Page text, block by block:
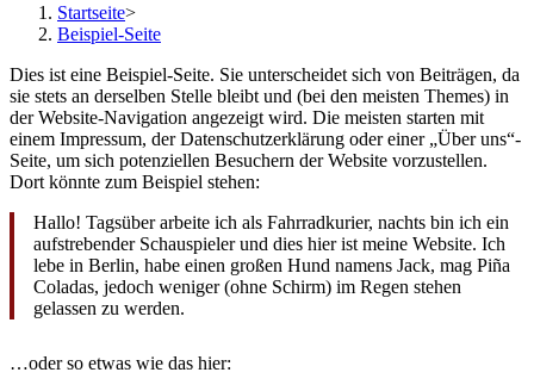
Startseite>
Beispiel-Seite
Dies ist eine Beispiel-Seite. Sie unterscheidet sich von Beiträgen, da
sie stets an derselben Stelle bleibt und (bei den meisten Themes) in
der Website-Navigation angezeigt wird. Die meisten starten mit
einem Impressum, der Datenschutzerklärung oder einer „Über uns“-
Seite, um sich potenziellen Besuchern der Website vorzustellen.
Dort könnte zum Beispiel stehen:
Hallo! Tagsüber arbeite ich als Fahrradkurier, nachts bin ich ein
aufstrebender Schauspieler und dies hier ist meine Website. Ich
lebe in Berlin, habe einen großen Hund namens Jack, mag Piña
Coladas, jedoch weniger (ohne Schirm) im Regen stehen
gelassen zu werden.
…oder so etwas wie das hier: